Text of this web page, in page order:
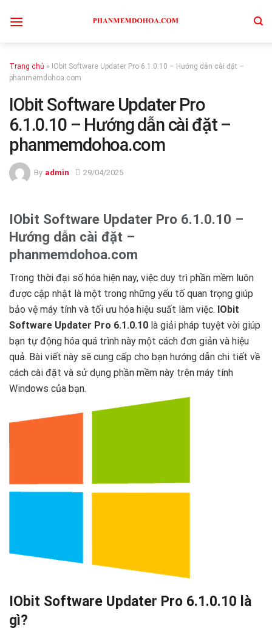
Trang chủ » IObit Software Updater Pro 6.1.0.10 – Hướng dẫn cài đặt –
phanmemdohoa.com
IObit Software Updater Pro
6.1.0.10 – Hướng dẫn cài đặt –
phanmemdohoa.com
By admin 29/04/2025
IObit Software Updater Pro 6.1.0.10 –
Hướng dẫn cài đặt –
phanmemdohoa.com
Trong thời đại số hóa hiện nay, việc duy trì phần mềm luôn
được cập nhật là một trong những yếu tố quan trọng giúp
bảo vệ máy tính và tối ưu hóa hiệu suất làm việc. IObit
Software Updater Pro 6.1.0.10 là giải pháp tuyệt vời giúp
bạn tự động hóa quá trình này một cách đơn giản và hiệu
quả. Bài viết này sẽ cung cấp cho bạn hướng dẫn chi tiết về
cách cài đặt và sử dụng phần mềm này trên máy tính
Windows của bạn.
IObit Software Updater Pro 6.1.0.10 là
gì?